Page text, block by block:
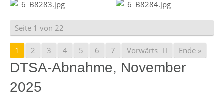
Seite 1 von 22
1 2 3 4 5 6 7 Vorwärts Ende »
DTSA-Abnahme, November
2025